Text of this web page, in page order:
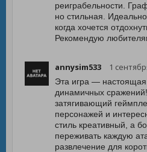
реиграбельности.
но стильная.
когда хочется
Рекомендую
annysim533 1
Эта игра —
динамичных
затягивающий
персонажей и
стиль креативный, а
переживать каждую
развлечение для